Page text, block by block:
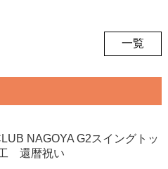
一覧
NAGOYA G2スイングトッ
還暦祝い